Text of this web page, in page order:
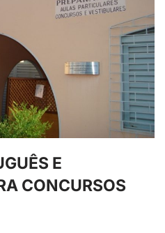
E
CONCURSOS